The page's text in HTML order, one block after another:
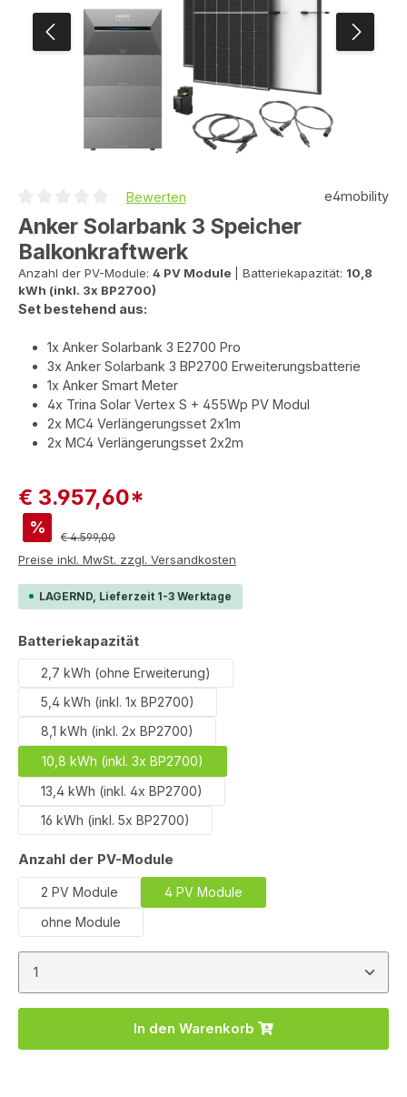
Durchschnittliche Bewertung von 0 von 5 Sternen
Bewerten e4mobility
Anker Solarbank 3 Speicher
Balkonkraftwerk
Anzahl der PV-Module: 4 PV Module Batteriekapazität: 10,8
kWh (inkl. 3x BP2700)
Set bestehend aus:
1x Anker Solarbank 3 E2700 Pro
3x Anker Solarbank 3 BP2700 Erweiterungsbatterie
1x Anker Smart Meter
4x Trina Solar Vertex S + 455Wp PV Modul
2x MC4 Verlängerungsset 2x1m
2x MC4 Verlängerungsset 2x2m
€ 3.957,60*
% Regulärer Preis:
€ 4.599,00
Preise inkl. MwSt. zzgl. Versandkosten
LAGERND, Lieferzeit 1-3 Werktage
Batteriekapazitätauswählen
2,7 kWh (ohne Erweiterung)
5,4 kWh (inkl. 1x BP2700)
8,1 kWh (inkl. 2x BP2700)
10,8 kWh (inkl. 3x BP2700)
13,4 kWh (inkl. 4x BP2700)
16 kWh (inkl. 5x BP2700)
Anzahl der PV-Module
2 PV Module
4 PV Module
ohne Module
Produkt Anzahl: Gib den gewünschten Wert ein
In den Warenkorb